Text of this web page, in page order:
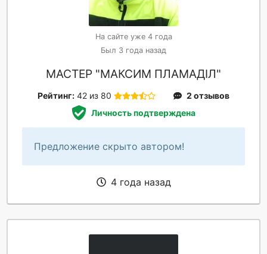
На сайте уже 4 года
Был 3 года назад
МАСТЕР "МАКСИМ ПЛАМАДІЛ"
Рейтинг: 42 из 80
2 отзывов
Личность подтверждена
Предложение скрыто автором!
4 года назад